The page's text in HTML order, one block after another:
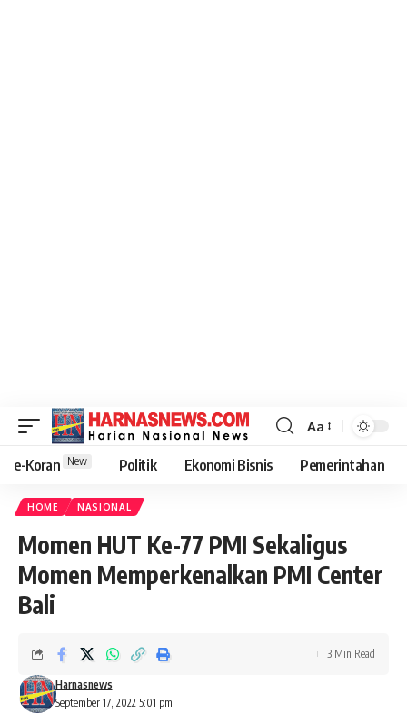
Aa
e-Koran New Politik Ekonomi Bisnis Pemerintahan
HOME NASIONAL
Momen HUT Ke-77 PMI Sekaligus
Momen Memperkenalkan PMI Center
Bali
September 17, 2022 5:01 pm
Harnasnews
3 Min Read